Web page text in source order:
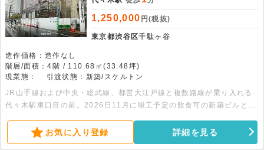
1,250,000 円(税抜)
東京都渋谷区千駄ヶ谷
造作価格：造作なし
階層/面積：4階 / 110.68㎡(33.48坪)
現業態：
引渡状態：新築/スケルトン
JR山手線および中央・総武線、都営大江戸線と複数路線が乗り入れる
代々木駅東口目の前。2026日11月に竣工予定の飲食可の新築ビルとな
注目されている人気エリアになります。また、周辺にはNTTドコモ代々
木ビルやリンクスクエア新宿といった高層ビルが多く立地しているとと
お気に入り登録 詳細を見る